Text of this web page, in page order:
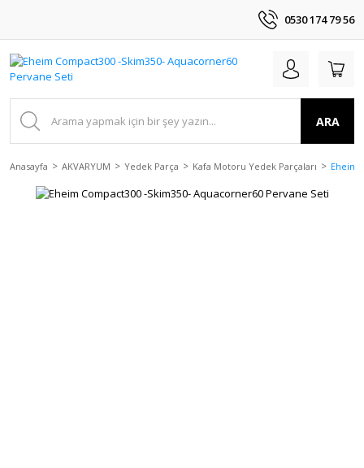
0530 174 79 56
ARA
Anasayfa AKVARYUM Yedek Parça Kafa Motoru Yedek Parçaları Eheim